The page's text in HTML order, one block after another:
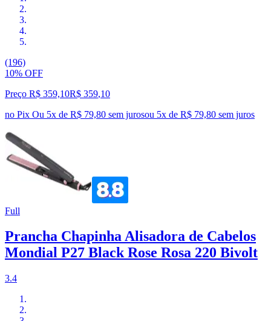
(196)
10% OFF
Preço R$ 359,10R$ 359,10
no Pix Ou 5x de R$ 79,80 sem jurosou 5x de R$ 79,80 sem juros
Full
Prancha Chapinha Alisadora de Cabelos
Mondial P27 Black Rose Rosa 220 Bivolt
3.4